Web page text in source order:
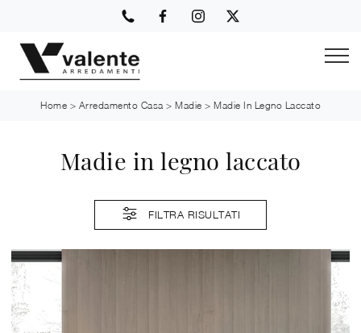
Home > Arredamento Casa > Madie > Madie In Legno Laccato
Madie in legno laccato
FILTRA RISULTATI